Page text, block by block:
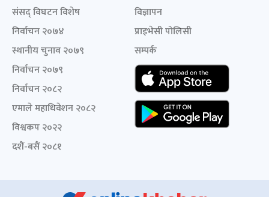
संसद् विघटन विशेष
निर्वाचन २०७४
स्थानीय चुनाव २०७९
निर्वाचन २०७९
निर्वाचन २०८२
एमाले महाधिवेशन २०८२
विश्वकप २०२२
दशैं-बसैं २०८१
विज्ञापन
प्राइभेसी पोलिसी
सम्पर्क